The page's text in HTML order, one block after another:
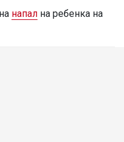
напал на ребенка на